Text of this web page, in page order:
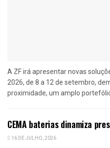
A ZF irá apresentar novas
2026, de 8 a 12 de setembro,
proximidade, um amplo
CEMA baterias dinamiza
16 DE JULHO, 2026